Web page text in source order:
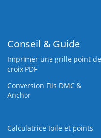
Conseil & Guide
Imprimer une grille point de
croix PDF
Conversion Fils DMC &
Anchor
Calculatrice toile et points